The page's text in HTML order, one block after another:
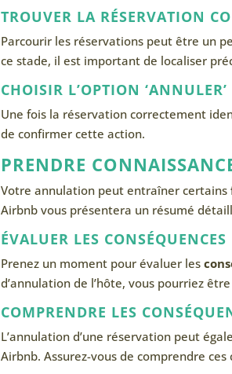
TROUVER LA RÉSERVATION
Parcourir les réservations peut être un
ce stade, il est important de localiser
CHOISIR L’OPTION ‘ANNULER’
Une fois la réservation correctement
de confirmer cette action.
PRENDRE
Votre annulation peut entraîner certains
Airbnb vous présentera un résumé
ÉVALUER LES
Prenez un moment pour évaluer les
d’annulation de l’hôte, vous pourriez
COMPRENDRE LES
L’annulation d’une réservation peut
Airbnb. Assurez-vous de comprendre